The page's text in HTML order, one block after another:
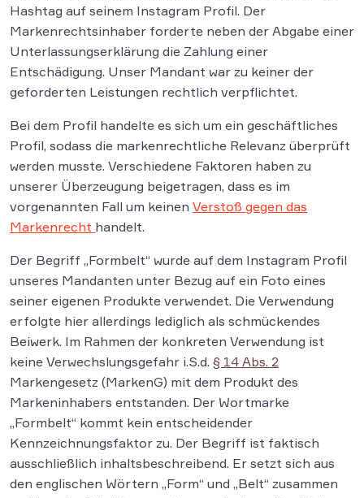
Hashtag auf seinem Instagram Profil. Der
Markenrechtsinhaber forderte neben der Abgabe einer
Unterlassungserklärung die Zahlung einer
Entschädigung. Unser Mandant war zu keiner der
geforderten Leistungen rechtlich verpflichtet.
Bei dem Profil handelte es sich um ein geschäftliches
Profil, sodass die markenrechtliche Relevanz überprüft
werden musste. Verschiedene Faktoren haben zu
unserer Überzeugung beigetragen, dass es im
vorgenannten Fall um keinen Verstoß gegen das
Markenrecht handelt.
Der Begriff „Formbelt“ wurde auf dem Instagram Profil
unseres Mandanten unter Bezug auf ein Foto eines
seiner eigenen Produkte verwendet. Die Verwendung
erfolgte hier allerdings lediglich als schmückendes
Beiwerk. Im Rahmen der konkreten Verwendung ist
keine Verwechslungsgefahr i.S.d. § 14 Abs. 2
Markengesetz (MarkenG) mit dem Produkt des
Markeninhabers entstanden. Der Wortmarke
„Formbelt“ kommt kein entscheidender
Kennzeichnungsfaktor zu. Der Begriff ist faktisch
ausschließlich inhaltsbeschreibend. Er setzt sich aus
den englischen Wörtern „Form“ und „Belt“ zusammen